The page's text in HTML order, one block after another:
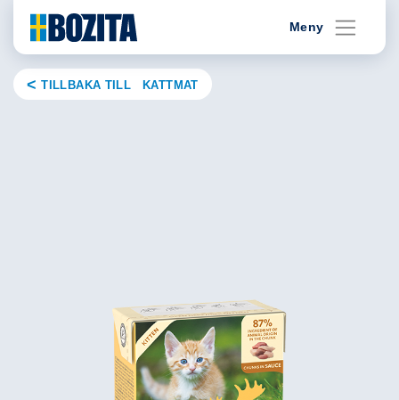
content
Meny
TILLBAKA TILL KATTMAT